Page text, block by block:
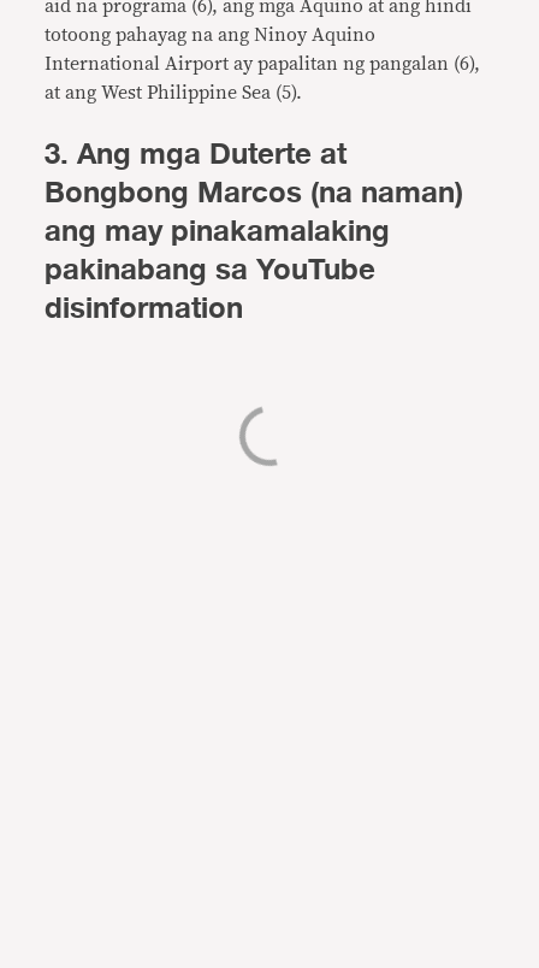
aid na programa (6), ang mga Aquino at ang hindi
totoong pahayag na ang Ninoy Aquino
International Airport ay papalitan ng pangalan (6),
at ang West Philippine Sea (5).
3. Ang mga Duterte at
Bongbong Marcos (na naman)
ang may pinakamalaking
pakinabang sa YouTube
disinformation